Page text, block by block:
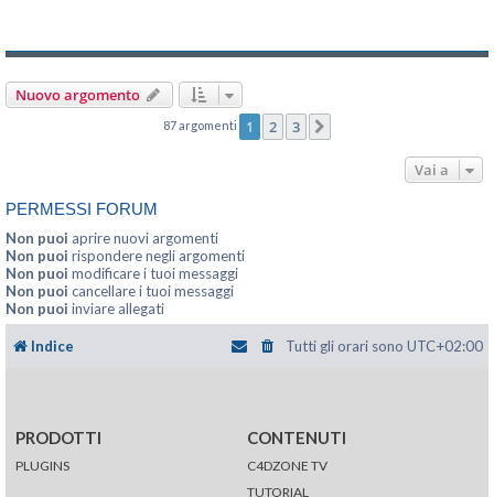
Nuovo argomento
87 argomenti 1 2 3
Vai a
PERMESSI FORUM
Non puoi aprire nuovi argomenti
Non puoi rispondere negli argomenti
Non puoi modificare i tuoi messaggi
Non puoi cancellare i tuoi messaggi
Non puoi inviare allegati
Indice Tutti gli orari sono UTC+02:00
PRODOTTI
PLUGINS
CONTENUTI
C4DZONE TV
TUTORIAL